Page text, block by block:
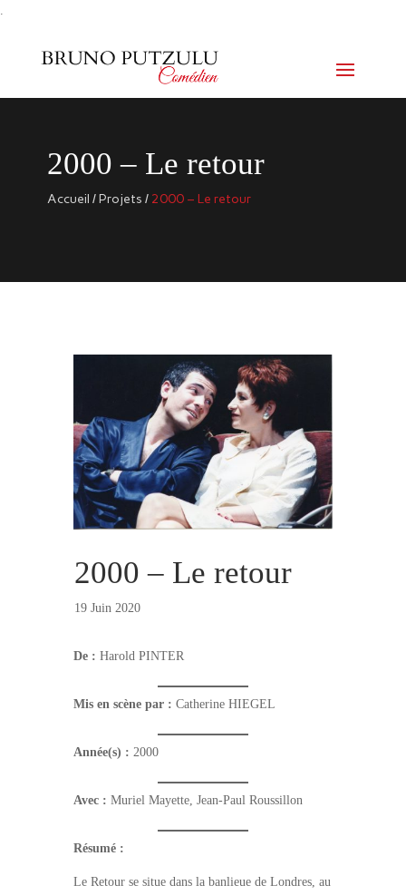
.
2000 – Le retour
Accueil /Projets / 2000 – Le retour
2000 – Le retour
19 Juin 2020
De : Harold PINTER
Mis en scène par : Catherine HIEGEL
Année(s) : 2000
Avec : Muriel Mayette, Jean-Paul Roussillon
Résumé :
Le Retour se situe dans la banlieue de Londres, au